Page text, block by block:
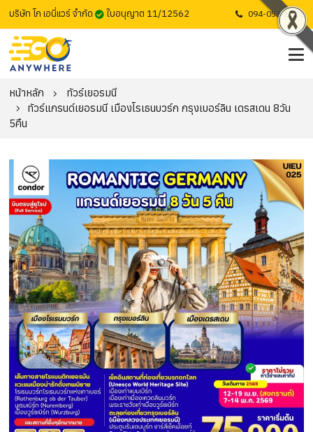
บริษัท โก เอนี่แวร์ จำกัด ใบอนุญาต 11/12562 094-053-1725
หน้าหลัก
ทัวร์เยอรมนี
ทัวร์แกรนด์เยอรมนี เมืองโรเธนบวร์ก กรุงเบอร์ลิน เดรสเดน 8วัน
5คืน